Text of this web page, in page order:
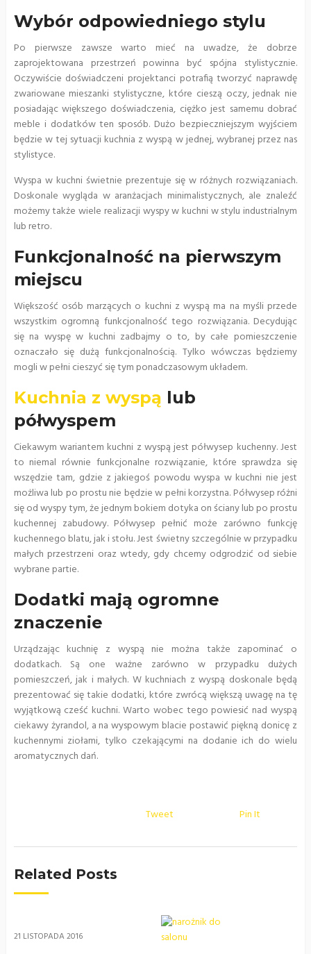
Wybór odpowiedniego stylu
Po pierwsze zawsze warto mieć na uwadze, że dobrze
zaprojektowana przestrzeń powinna być spójna stylistycznie.
Oczywiście doświadczeni projektanci potrafią tworzyć naprawdę
zwariowane mieszanki stylistyczne, które cieszą oczy, jednak nie
posiadając większego doświadczenia, ciężko jest samemu dobrać
meble i dodatków ten sposób. Dużo bezpieczniejszym wyjściem
będzie w tej sytuacji kuchnia z wyspą w jednej, wybranej przez nas
stylistyce.
Wyspa w kuchni świetnie prezentuje się w różnych rozwiązaniach.
Doskonale wygląda w aranżacjach minimalistycznych, ale znaleźć
możemy także wiele realizacji wyspy w kuchni w stylu industrialnym
lub retro.
Funkcjonalność na pierwszym
miejscu
Większość osób marzących o kuchni z wyspą ma na myśli przede
wszystkim ogromną funkcjonalność tego rozwiązania. Decydując
się na wyspę w kuchni zadbajmy o to, by całe pomieszczenie
oznaczało się dużą funkcjonalnością. Tylko wówczas będziemy
mogli w pełni cieszyć się tym ponadczasowym układem.
Kuchnia z wyspą lub
półwyspem
Ciekawym wariantem kuchni z wyspą jest półwysep kuchenny. Jest
to niemal równie funkcjonalne rozwiązanie, które sprawdza się
wszędzie tam, gdzie z jakiegoś powodu wyspa w kuchni nie jest
możliwa lub po prostu nie będzie w pełni korzystna. Półwysep różni
się od wyspy tym, że jednym bokiem dotyka on ściany lub po prostu
kuchennej zabudowy. Półwysep pełnić może zarówno funkcję
kuchennego blatu, jak i stołu. Jest świetny szczególnie w przypadku
małych przestrzeni oraz wtedy, gdy chcemy odgrodzić od siebie
wybrane partie.
Dodatki mają ogromne
znaczenie
Urządzając kuchnię z wyspą nie można także zapominać o
dodatkach. Są one ważne zarówno w przypadku dużych
pomieszczeń, jak i małych. W kuchniach z wyspą doskonale będą
prezentować się takie dodatki, które zwrócą większą uwagę na tę
wyjątkową cześć kuchni. Warto wobec tego powiesić nad wyspą
ciekawy żyrandol, a na wyspowym blacie postawić piękną donicę z
kuchennymi ziołami, tylko czekającymi na dodanie ich do wielu
aromatycznych dań.
Tweet Pin It
Related Posts
21 LISTOPADA 2016